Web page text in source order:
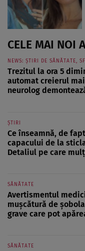
CELE MAI NOI
NEWS: ȘTIRI DE SĂNĂTATE,
Trezitul la ora 5
automat creierul
neurolog
ȘTIRI
Ce înseamnă, de
capacului de la
Detaliul pe care
SĂNĂTATE
Avertismentul
mușcătură de
grave care pot
SĂNĂTATE